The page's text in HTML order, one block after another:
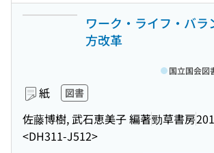
ワーク・ライフ・バラ
方改革
紙 図書
佐藤博樹, 武石恵美子 編著勁草書房
<DH311-J512>
国立国会図